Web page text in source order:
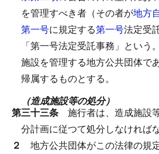
を管理すべき者（その者が地方
第一号に規定する第一号法定受
「第一号法定受託事務」という
施設を管理する地方公共団体で
帰属するものとする。
（造成施設等の処分）
第三十三条 施行者は、造成施設
分計画に従つて処分しなければ
２ 地方公共団体がこの法律の規